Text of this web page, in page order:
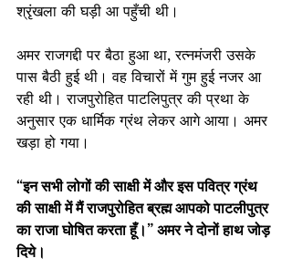
श्रृंखला की घड़ी आ पहुँची थी।
अमर राजगद्दी पर बैठा हुआ था, रत्नमंजरी उसके
पास बैठी हुई थी। वह विचारों में गुम हुई नजर आ
रही थी। राजपुरोहित पाटलिपुत्र की प्रथा के
अनुसार एक धार्मिक ग्रंथ लेकर आगे आया। अमर
खड़ा हो गया।
“इन सभी लोगों की साक्षी में और इस पवित्र ग्रंथ
की साक्षी में मैं राजपुरोहित ब्रह्म आपको पाटलीपुत्र
का राजा घोषित करता हूँ।” अमर ने दोनों हाथ जोड़
दिये।